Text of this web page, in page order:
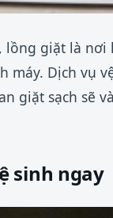
lồng giặt là
máy. Dịch vụ
giặt sạch sẽ
sinh ngay